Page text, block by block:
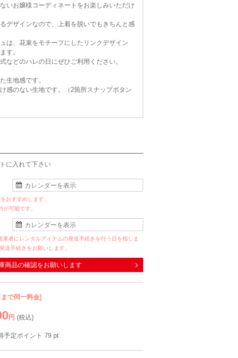
いお嬢様コーディネートをお楽しみいただけ
デザインなので、上着を脱いでもきちんと感
は、花束をモチーフにしたリンクデザイン
す。
などのハレの日にぜひご利用ください。
生地感です。
感のない生地です。（2箇所スナップボタン
に入れて下さい
おすすめします。
可能です。
者にレンタルアイテムの発送手続きを行う日を指しま
送手続きをお願いします。
商品の確認をお願いします
で同一料金]
円 (税込)
予定ポイント 79 pt